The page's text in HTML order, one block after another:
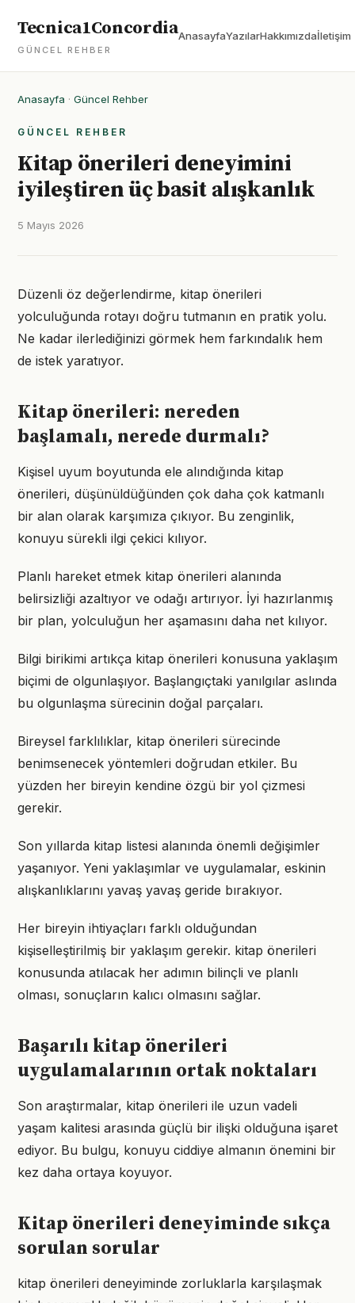
Tecnica1Concordia
GÜNCEL REHBER
AnasayfaYazılarHakkımızdaİletişim
Anasayfa · Güncel Rehber
GÜNCEL REHBER
Kitap önerileri deneyimini
iyileştiren üç basit alışkanlık
5 Mayıs 2026
Düzenli öz değerlendirme, kitap önerileri
yolculuğunda rotayı doğru tutmanın en pratik yolu.
Ne kadar ilerlediğinizi görmek hem farkındalık hem
de istek yaratıyor.
Kitap önerileri: nereden
başlamalı, nerede durmalı?
Kişisel uyum boyutunda ele alındığında kitap
önerileri, düşünüldüğünden çok daha çok katmanlı
bir alan olarak karşımıza çıkıyor. Bu zenginlik,
konuyu sürekli ilgi çekici kılıyor.
Planlı hareket etmek kitap önerileri alanında
belirsizliği azaltıyor ve odağı artırıyor. İyi hazırlanmış
bir plan, yolculuğun her aşamasını daha net kılıyor.
Bilgi birikimi artıkça kitap önerileri konusuna yaklaşım
biçimi de olgunlaşıyor. Başlangıçtaki yanılgılar aslında
bu olgunlaşma sürecinin doğal parçaları.
Bireysel farklılıklar, kitap önerileri sürecinde
benimsenecek yöntemleri doğrudan etkiler. Bu
yüzden her bireyin kendine özgü bir yol çizmesi
gerekir.
Son yıllarda kitap listesi alanında önemli değişimler
yaşanıyor. Yeni yaklaşımlar ve uygulamalar, eskinin
alışkanlıklarını yavaş yavaş geride bırakıyor.
Her bireyin ihtiyaçları farklı olduğundan
kişiselleştirilmiş bir yaklaşım gerekir. kitap önerileri
konusunda atılacak her adımın bilinçli ve planlı
olması, sonuçların kalıcı olmasını sağlar.
Başarılı kitap önerileri
uygulamalarının ortak noktaları
Son araştırmalar, kitap önerileri ile uzun vadeli
yaşam kalitesi arasında güçlü bir ilişki olduğuna işaret
ediyor. Bu bulgu, konuyu ciddiye almanın önemini bir
kez daha ortaya koyuyor.
Kitap önerileri deneyiminde sıkça
sorulan sorular
kitap önerileri deneyiminde zorluklarla karşılaşmak